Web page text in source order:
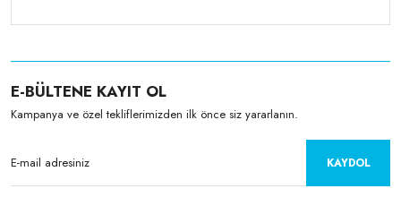
E-BÜLTENE KAYIT OL
Kampanya ve özel tekliflerimizden ilk önce siz yararlanın.
KAYDOL